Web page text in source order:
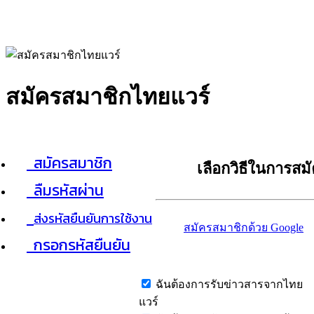
สมัครสมาชิกไทยแวร์
สมัครสมาชิก
ลืมรหัสผ่าน
ส่งรหัสยืนยันการใช้งาน
กรอกรหัสยืนยัน
เลือกวิธีในการส
สมัครสมาชิกด้วย Google
ฉันต้องการรับข่าวสารจากไทย
แวร์